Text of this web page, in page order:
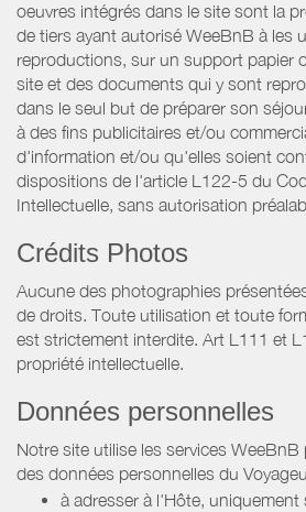
oeuvres intégrés dans le site sont la
de tiers ayant autorisé WeeBnB à les
reproductions, sur un support papier
site et des documents qui y sont
dans le seul but de préparer son
à des fins publicitaires et/ou
d'information et/ou qu'elles soient
dispositions de l'article L122-5 du
Intellectuelle, sans autorisation
Crédits Photos
Aucune des photographies
de droits. Toute utilisation et toute
est strictement interdite. Art L111 et
propriété intellectuelle.
Données personnelles
Notre site utilise les services
des données personnelles du
à adresser à l'Hôte, uniquement